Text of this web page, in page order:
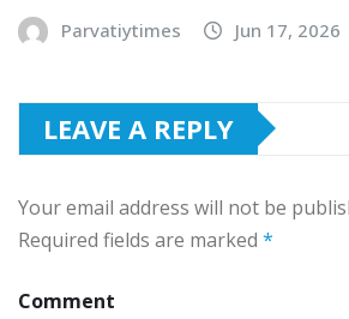
Parvatiytimes Jun 17, 2026
LEAVE A REPLY
Your email address will not be
Required fields are marked *
Comment